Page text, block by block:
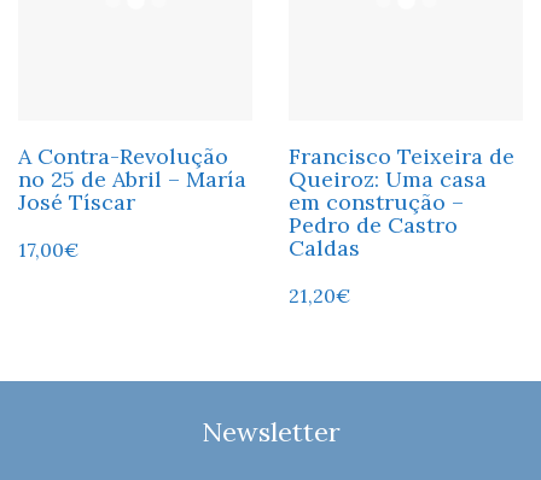
A Contra-Revolução
no 25 de Abril – María
José Tíscar
17,00€
Francisco Teixeira de
Queiroz: Uma casa
em construção –
Pedro de Castro
Caldas
21,20€
Newsletter